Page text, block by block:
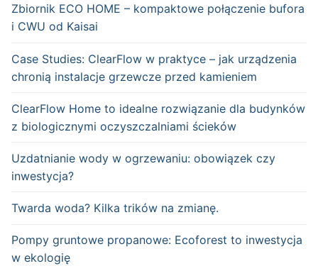
Zbiornik ECO HOME – kompaktowe połączenie bufora
i CWU od Kaisai
Case Studies: ClearFlow w praktyce – jak urządzenia
chronią instalacje grzewcze przed kamieniem
ClearFlow Home to idealne rozwiązanie dla budynków
z biologicznymi oczyszczalniami ścieków
Uzdatnianie wody w ogrzewaniu: obowiązek czy
inwestycja?
Twarda woda? Kilka trików na zmianę.
Pompy gruntowe propanowe: Ecoforest to inwestycja
w ekologię